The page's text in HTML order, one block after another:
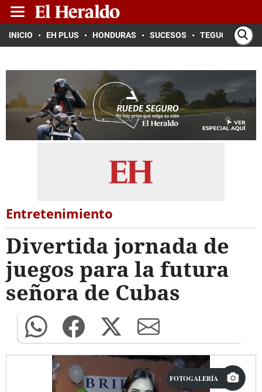
INICIO EH PLUS HONDURAS SUCESOS TEGUCIGALPA
Entretenimiento
Divertida jornada de
juegos para la futura
señora de Cubas
FOTOGALERÍA